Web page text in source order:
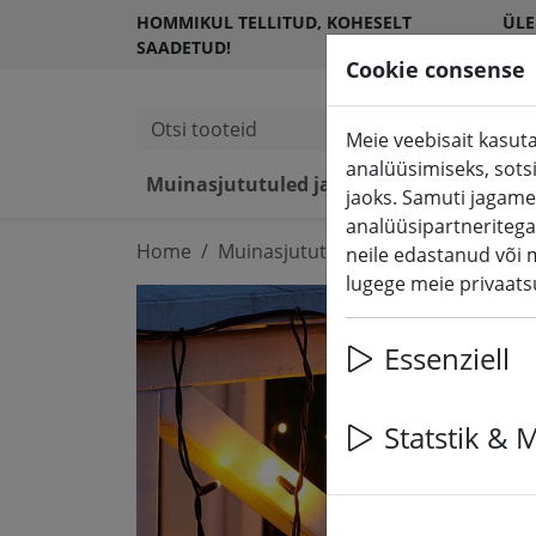
HOMMIKUL TELLITUD, KOHESELT
SAADETUD!
Otsi tooteid
Muinasjututuled ja valgustus
Home Muinasjututuled ja valgustus
Cookie consense
Meie veebisait
analüüsimiseks,
jaoks. Samuti
neile edastanud või
lugege meie
Essenziell
Statstik &